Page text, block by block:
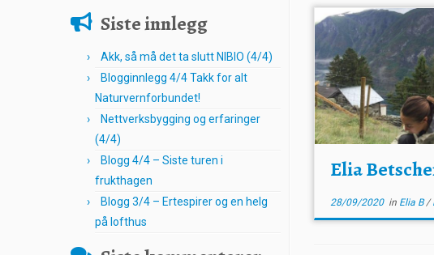
Siste innlegg
Akk, så må det ta slutt NIBIO (4/4)
Blogginnlegg 4/4 Takk for alt
Naturvernforbundet!
Nettverksbygging og erfaringer
(4/4)
Blogg 4/4 – Siste turen i
frukthagen
Blogg 3/4 – Ertespirer og en helg
på lofthus
Elia
28/09/2020in Elia B/